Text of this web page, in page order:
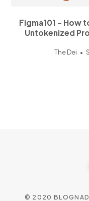
Figma101 - How
Untokenized
The Dei
© 2020